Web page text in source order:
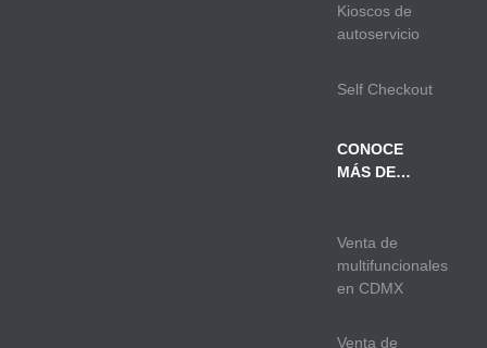
Kioscos de
autoservicio
Self Checkout
CONOCE
MÁS DE…
Venta de
multifuncionales
en CDMX
Venta de